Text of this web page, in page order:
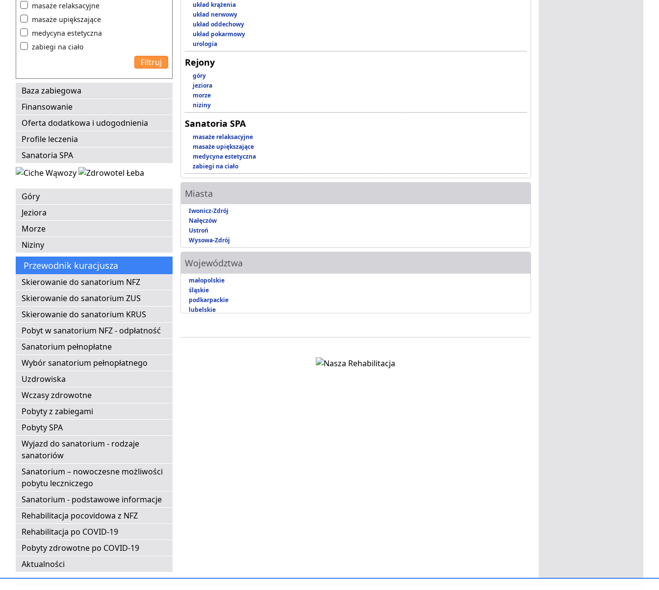
masaże relaksacyjne
masaże upiększające
medycyna estetyczna
zabiegi na ciało
Baza zabiegowa
Finansowanie
Oferta dodatkowa i udogodnienia
Profile leczenia
Sanatoria SPA
Góry
Jeziora
Morze
Niziny
Przewodnik kuracjusza
Skierowanie do sanatorium NFZ
Skierowanie do sanatorium ZUS
Skierowanie do sanatorium KRUS
Pobyt w sanatorium NFZ - odpłatność
Sanatorium pełnopłatne
Wybór sanatorium pełnopłatnego
Uzdrowiska
Wczasy zdrowotne
Pobyty z zabiegami
Pobyty SPA
Wyjazd do sanatorium - rodzaje
sanatoriów
Sanatorium – nowoczesne możliwości
pobytu leczniczego
Sanatorium - podstawowe informacje
Rehabilitacja pocovidowa z NFZ
Rehabilitacja po COVID-19
Pobyty zdrowotne po COVID-19
Aktualności
układ krążenia
układ nerwowy
układ oddechowy
układ pokarmowy
urologia
Rejony
góry
jeziora
morze
niziny
Sanatoria SPA
masaże relaksacyjne
masaże upiększające
medycyna estetyczna
zabiegi na ciało
Miasta
Iwonicz-Zdrój
Nałęczów
Ustroń
Wysowa-Zdrój
Województwa
małopolskie
śląskie
podkarpackie
lubelskie